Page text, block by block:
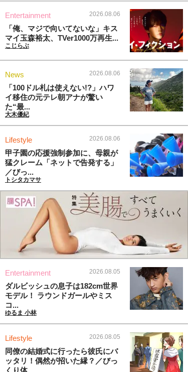
Entertainment 2026.08.06
「俺、マジで向いてないな」キス
マイ玉森裕太、TVer1000万再生...
こじらぶ
News 2026.08.06
「100ドル札は使えない!?」ハワ
イ移住の元テレ朝アナが驚い
た“最...
大木優紀
Lifestyle 2026.08.06
甲子園の応援強制参加に、母親が
猛クレーム「ネットで告発する」
／びっ...
トシタカマサ
Entertainment 2026.08.05
ダルビッシュの息子は182cm世界
モデル！ ラウンドガールやミス
コ...
ゆるま 小林
Lifestyle 2026.08.05
同僚の結婚式に行ったら彼氏にバ
ッタリ！偶然が招いた縁？／びっ